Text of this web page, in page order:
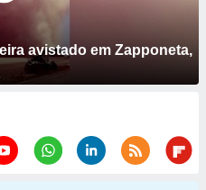
avistado em Zapponeta,